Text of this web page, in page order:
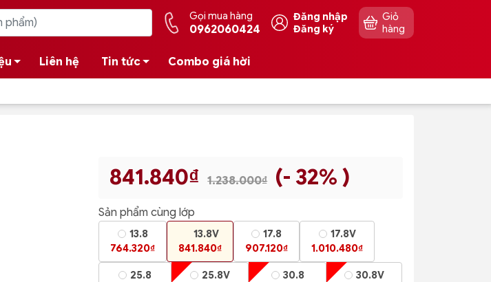
Gọi mua hàng
0962060424
Đăng nhập
Đăng ký
Giỏ
hàng
Liên hệ Tin tức Combo giá hời
841.840₫ 1.238.000₫ (- 32% )
Sản phẩm cùng lớp
13.8
764.320₫
13.8V
841.840₫
17.8
907.120₫
17.8V
1.010.480₫
25.8
25.8V
30.8
30.8V